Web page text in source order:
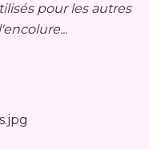
pour les autres